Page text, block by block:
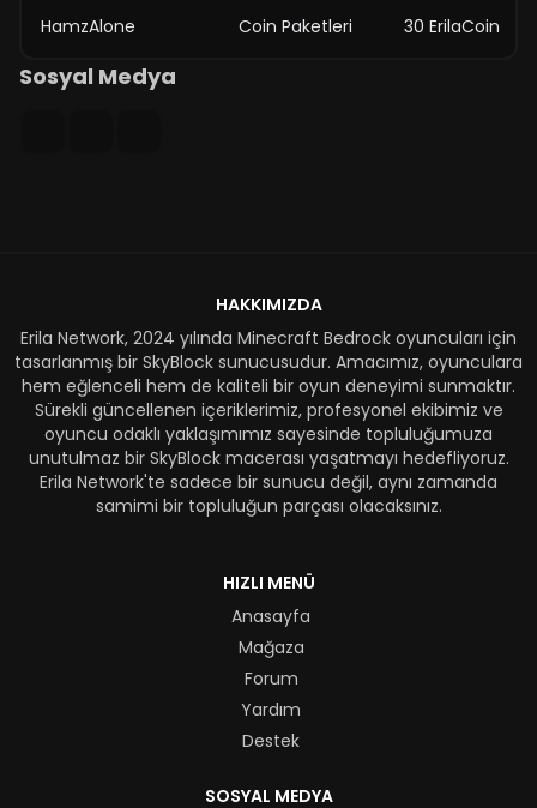
HamzAlone Coin Paketleri 30 ErilaCoin
Sosyal Medya
HAKKIMIZDA
Erila Network, 2024 yılında Minecraft Bedrock oyuncuları için
tasarlanmış bir SkyBlock sunucusudur. Amacımız, oyunculara
hem eğlenceli hem de kaliteli bir oyun deneyimi sunmaktır.
Sürekli güncellenen içeriklerimiz, profesyonel ekibimiz ve
oyuncu odaklı yaklaşımımız sayesinde topluluğumuza
unutulmaz bir SkyBlock macerası yaşatmayı hedefliyoruz.
Erila Network'te sadece bir sunucu değil, aynı zamanda
samimi bir topluluğun parçası olacaksınız.
HIZLI MENÜ
Anasayfa
Mağaza
Forum
Yardım
Destek
SOSYAL MEDYA